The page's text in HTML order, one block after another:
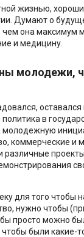
жизнью,
Думают о
она максимум
и медицину.
молодежи,
оставался
в
молодежную
коммерческие
различные
для того чтобы
нужно чтобы
просто можно
были какие-